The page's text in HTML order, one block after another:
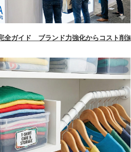
全ガイド ブランド力強化からコスト削